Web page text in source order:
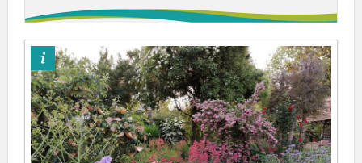
©BF-Jardin de Reines